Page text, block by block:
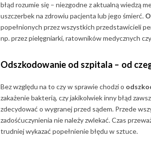
błąd rozumie się – niezgodne z aktualną wiedzą
uszczerbek na zdrowiu pacjenta lub jego śmierć.
popełnionych przez wszystkich przedstawicieli
np. przez pielęgniarki, ratowników medycznych
Odszkodowanie od szpitala – od
Bez względu na to czy w sprawie chodzi o
zakażenie bakterią, czy jakikolwiek inny błąd
zdecydować o wygranej przed sądem. Przede
zadośćuczynienia nie należy zwlekać. Czas
trudniej wykazać popełnienie błędu w sztuce.